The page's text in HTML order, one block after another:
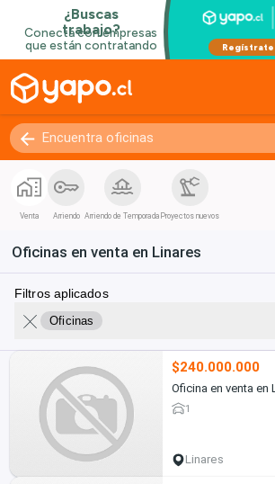
Venta Arriendo Arriendo de Temporada Proyectos nuevos
Oficinas en venta en Linares
Filtros aplicados
Oficinas
$240.000.000
Oficina en venta en
1
Linares